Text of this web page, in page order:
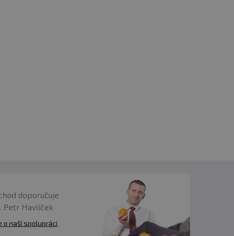
doporučuje
Petr Havlíček
o naší spolupráci